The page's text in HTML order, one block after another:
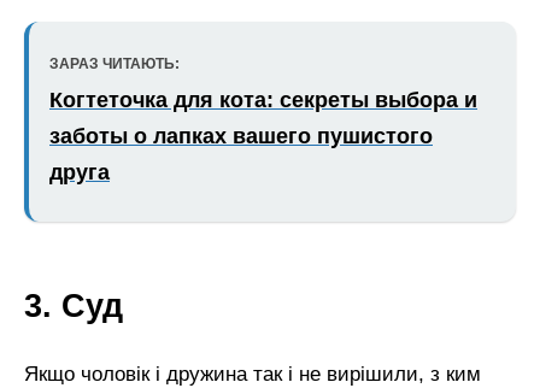
ЗАРАЗ ЧИТАЮТЬ:
Когтеточка для кота: секреты выбора и
заботы о лапках вашего пушистого
друга
3. Суд
Якщо чоловік і дружина так і не вирішили, з ким